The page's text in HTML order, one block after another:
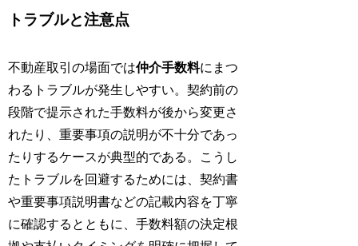
トラブルと注意点
不動産取引の場面では仲介手数料にまつ
わるトラブルが発生しやすい。契約前の
段階で提示された手数料が後から変更さ
れたり、重要事項の説明が不十分であっ
たりするケースが典型的である。こうし
たトラブルを回避するためには、契約書
や重要事項説明書などの記載内容を丁寧
に確認するとともに、手数料額の決定根